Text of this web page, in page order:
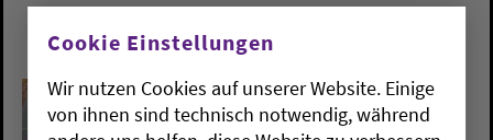
Cookie Einstellungen
Wir nutzen Cookies auf unserer Website. Einige
von ihnen sind technisch notwendig, während